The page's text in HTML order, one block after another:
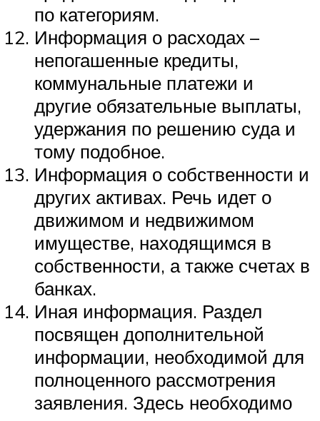
по категориям.
Информация о расходах –
непогашенные кредиты,
коммунальные платежи и
другие обязательные выплаты,
удержания по решению суда и
тому подобное.
Информация о собственности и
других активах. Речь идет о
движимом и недвижимом
имуществе, находящимся в
собственности, а также счетах в
банках.
Иная информация. Раздел
посвящен дополнительной
информации, необходимой для
полноценного рассмотрения
заявления. Здесь необходимо